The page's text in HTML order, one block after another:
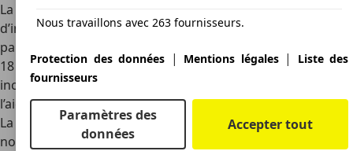
La version Tech Line Nav ajoute un écran tactile
d’infotainment de huit pouces avec système de navigation
par satellite. Il se voit aussi équipé de jantes en alliage de
18 pouces et de plusieurs fonctionnalités de sécurité. Cela
inclut la reconnaissance des panneaux de signalisation et
l’aide au maintien de la voie.
La version Tech Line Nav voit aussi l'installation d'un
nouveau système d'avertissement de fatigue. Ce dernier
Nous travaillons avec 263 fournisseurs.
Protection des données | Mentions légales|
Liste des
fournisseurs
Paramètres des
données
Accepter tout